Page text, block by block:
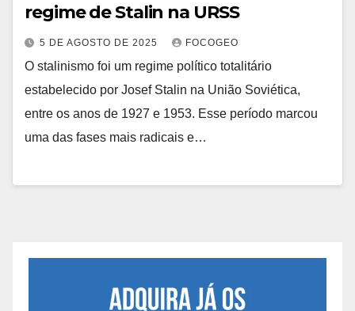
regime de Stalin na URSS
5 DE AGOSTO DE 2025 FOCOGEO
O stalinismo foi um regime político totalitário
estabelecido por Josef Stalin na União Soviética,
entre os anos de 1927 e 1953. Esse período marcou
uma das fases mais radicais e…